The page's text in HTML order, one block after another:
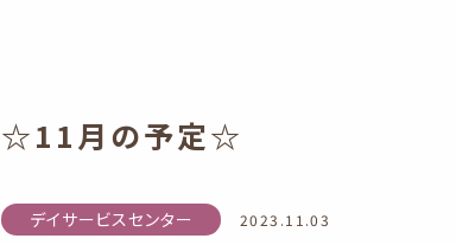
☆11月の予定☆
デイサービスセンター 2023.11.03